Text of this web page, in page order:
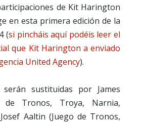
de Kit Harington
en esta primera edición de la
(si pincháis aquí podéis leer el
que Kit Harington a enviado
United Agency).
serán sustituidas por James
de Tronos, Troya, Narnia,
Aaltin (Juego de Tronos,